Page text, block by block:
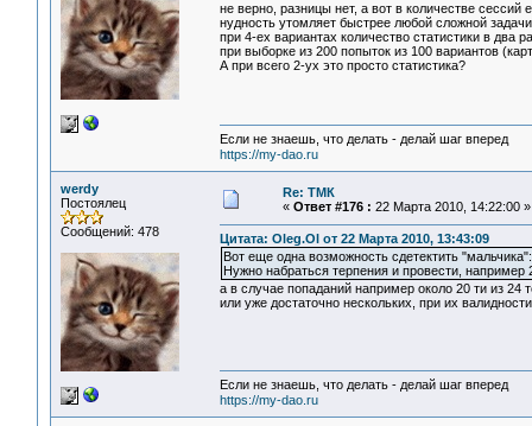
не верно, разницы нет, а вот в количестве
нудность утомляет быстрее любой сложной
при 4-ех вариантах количество статистики в
при выборке из 200 попыток из 100 вариантов
А при всего 2-ух это просто статистика?
Если не знаешь, что делать - делай шаг вперед
https://my-dao.ru
werdy
Постоялец
Сообщений: 478
Re: ТМК
« Ответ #176 : 22 Марта 2010, 14:22:00 »
Цитата: Oleg.Ol от 22 Марта 2010, 13:43:09
Вот еще одна возможность сдетектить "мальчика":
Нужно набраться терпения и провести,
а в случае попаданий например около 20 ти из 24
или уже достаточно нескольких, при их
Если не знаешь, что делать - делай шаг вперед
https://my-dao.ru